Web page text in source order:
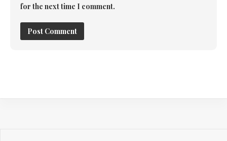
for the next time I comment.